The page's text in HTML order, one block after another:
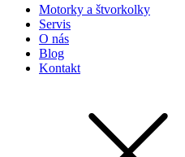
Motorky a štvorkolky
Servis
O nás
Blog
Kontakt